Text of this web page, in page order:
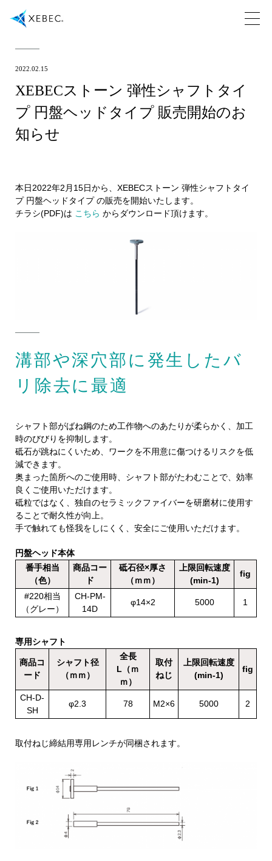
2022.02.15
XEBECストーン 弾性シャフトタイ
プ 円盤ヘッドタイプ 販売開始のお
知らせ
本日2022年2月15日から、XEBECストーン 弾性シャフトタイ
プ 円盤ヘッドタイプ の販売を開始いたします。
チラシ(PDF)は こちら からダウンロード頂けます。
溝部や深穴部に発生したバ
リ除去に最適
シャフト部がばね鋼のため工作物へのあたりが柔らかく、加工
時のびびりを抑制します。
砥石が跳ねにくいため、ワークを不用意に傷つけるリスクを低
減できます。
奥まった箇所へのご使用時、シャフト部がたわむことで、効率
良くご使用いただけます。
砥粒ではなく、独自のセラミックファイバーを研磨材に使用す
ることで耐久性が向上。
手で触れても怪我をしにくく、安全にご使用いただけます。
円盤ヘッド本体
番手相当
（色）
商品コー
ド
砥石径×厚さ
（ｍｍ）
上限回転速度
(min-1)
fig
#220相当
（グレー）
CH-PM-
14D
φ14×2 5000 1
専用シャフト
商品コ
ード
シャフト径
（ｍｍ）
全長
L（ｍ
ｍ）
取付
ねじ
上限回転速度
(min-1)
fig
CH-D-
SH
φ2.3 78 M2×6 5000 2
取付ねじ締結用専用レンチが同梱されます。